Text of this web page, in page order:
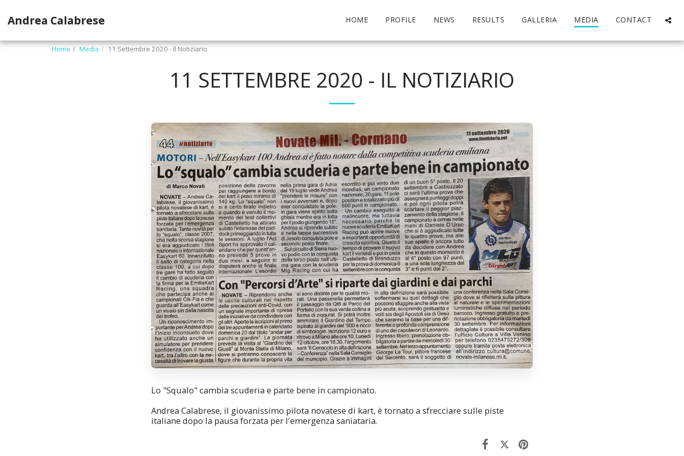
Andrea Calabrese HOME PROFILE NEWS RESULTS GALLERIA MEDIA CONTACT
Home Media 11 Settembre 2020 - Il Notiziario
11 SETTEMBRE 2020 - IL NOTIZIARIO
Lo "Squalo" cambia scuderia e parte bene in campionato.
Andrea Calabrese, il giovanissimo pilota novatese di kart, è tornato a sfrecciare sulle piste
italiane dopo la pausa forzata per l'emergenza saniataria.